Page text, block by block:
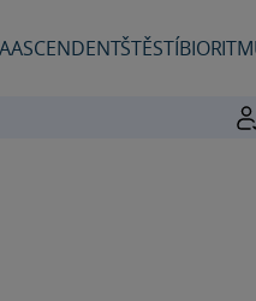
ASCENDENTŠTĚSTÍ